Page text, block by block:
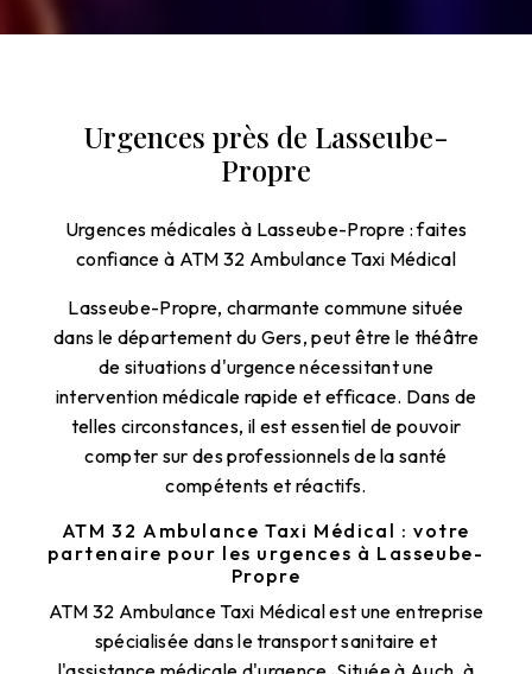
Urgences près de Lasseube-
Propre
Urgences médicales à Lasseube-Propre : faites
confiance à ATM 32 Ambulance Taxi Médical
Lasseube-Propre, charmante commune située
dans le département du Gers, peut être le théâtre
de situations d'urgence nécessitant une
intervention médicale rapide et efficace. Dans de
telles circonstances, il est essentiel de pouvoir
compter sur des professionnels de la santé
compétents et réactifs.
ATM 32 Ambulance Taxi Médical : votre
partenaire pour les urgences à Lasseube-
Propre
ATM 32 Ambulance Taxi Médical est une entreprise
spécialisée dans le transport sanitaire et